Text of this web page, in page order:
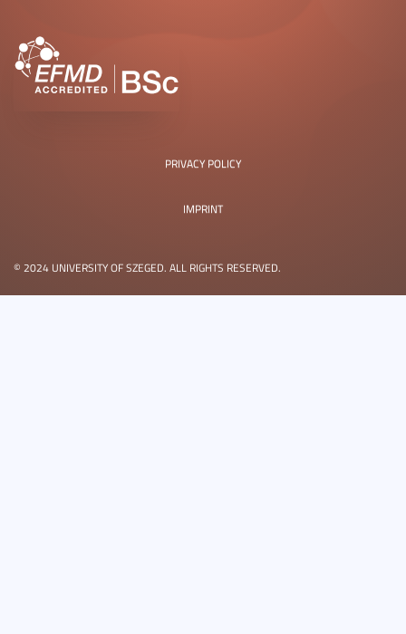
© 2024 UNIVERSITY OF SZEGED. ALL RIGHTS RESERVED.
PRIVACY POLICY
IMPRINT